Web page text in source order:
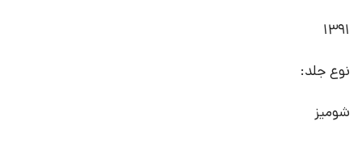
1391
نوع جلد:
شومیز